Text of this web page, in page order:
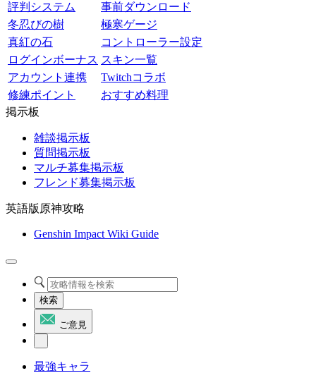
評判システム
事前ダウンロード
冬忍びの樹
極寒ゲージ
真紅の石
コントローラー設定
ログインボーナス スキン一覧
アカウント連携
Twitchコラボ
修練ポイント
おすすめ料理
掲示板
雑談掲示板
質問掲示板
マルチ募集掲示板
フレンド募集掲示板
英語版原神攻略
Genshin Impact Wiki Guide
検索
ご意見
最強キャラ